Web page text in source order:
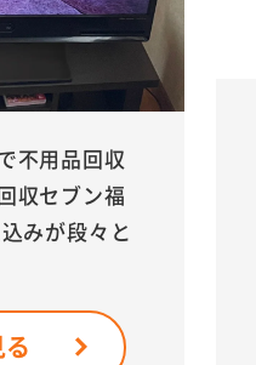
不用品回収
収セブン福
みが段々と